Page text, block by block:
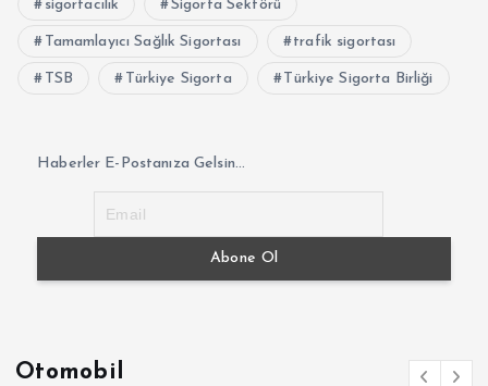
sigortacılık Sigorta Sektörü
Tamamlayıcı Sağlık Sigortası trafik sigortası
TSB Türkiye Sigorta Türkiye Sigorta Birliği
Haberler E-Postanıza Gelsin...
Otomobil